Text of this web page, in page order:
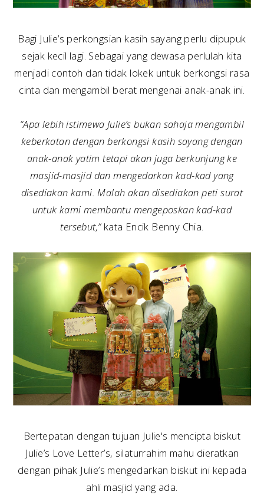
Bagi Julie’s perkongsian kasih sayang perlu dipupuk
sejak kecil lagi. Sebagai yang dewasa perlulah kita
menjadi contoh dan tidak lokek untuk berkongsi rasa
cinta dan mengambil berat mengenai anak-anak ini.
“Apa lebih istimewa Julie’s bukan sahaja mengambil
keberkatan dengan berkongsi kasih sayang dengan
anak-anak yatim tetapi akan juga berkunjung ke
masjid-masjid dan mengedarkan kad-kad yang
disediakan kami. Malah akan disediakan peti surat
untuk kami membantu mengeposkan kad-kad
tersebut,”kata Encik Benny Chia.
Bertepatan dengan tujuan Julie's mencipta biskut
Julie’s Love Letter’s, silaturrahim mahu dieratkan
dengan pihak Julie’s mengedarkan biskut ini kepada
ahli masjid yang ada.